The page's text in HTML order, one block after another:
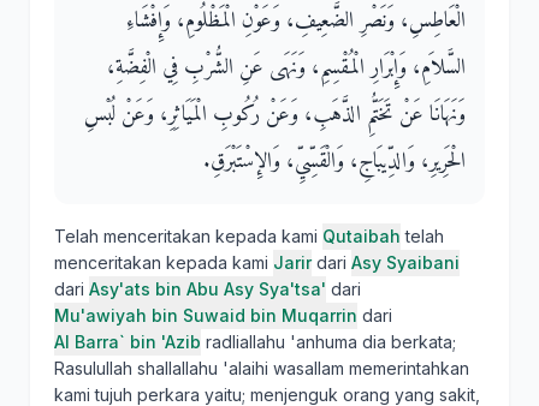
الْعَاطِسِ، وَنَصْرِ الضَّعِيفِ، وَعَوْنِ الْمَظْلُومِ، وَإِفْشَاءِ
السَّلاَمِ، وَإِبْرَارِ الْمُقْسِمِ، وَنَهَى عَنِ الشُّرْبِ فِي الْفِضَّةِ،
وَنَهَانَا عَنْ تَخَتُّمِ الذَّهَبِ، وَعَنْ رُكُوبِ الْمَيَاثِرِ، وَعَنْ لُبْسِ
الْحَرِيرِ، وَالدِّيبَاجِ، وَالْقَسِّيِّ، وَالإِسْتَبْرَقِ‏.‏
Telah menceritakan kepada kami Qutaibah telah
menceritakan kepada kami Jarirdari Asy Syaibani
dari Asy'ats bin Abu Asy Sya'tsa' dari
Mu'awiyah bin Suwaid bin Muqarrin dari
Al Barra` bin 'Azib radliallahu 'anhuma dia berkata;
Rasulullah shallallahu 'alaihi wasallam memerintahkan
kami tujuh perkara yaitu; menjenguk orang yang sakit,